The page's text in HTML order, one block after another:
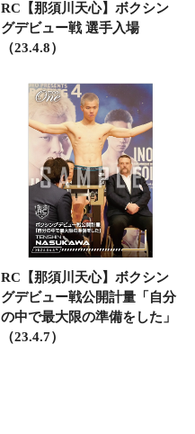
RC【那須川天心】ボクシン
グデビュー戦 選手入場
（23.4.8）
RC【那須川天心】ボクシン
グデビュー戦公開計量「自分
の中で最大限の準備をした」
（23.4.7）